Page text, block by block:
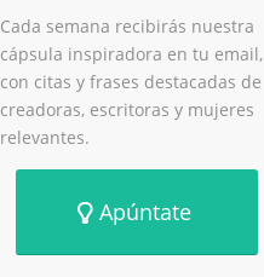
Cada semana recibirás nuestra
cápsula inspiradora en tu email,
con citas y frases destacadas de
creadoras, escritoras y mujeres
relevantes.
Apúntate